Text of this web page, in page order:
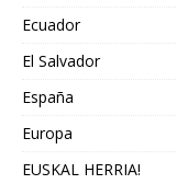
Ecuador
El Salvador
España
Europa
EUSKAL HERRIA!